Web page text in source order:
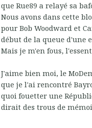
que Rue89 a relayé sa
Nous avons dans cette
pour Bob Woodward et
début de la queue d'une
Mais je m'en fous,
J'aime bien moi, le
que je l'ai rencontré
quoi fouetter une
dirait des trous de